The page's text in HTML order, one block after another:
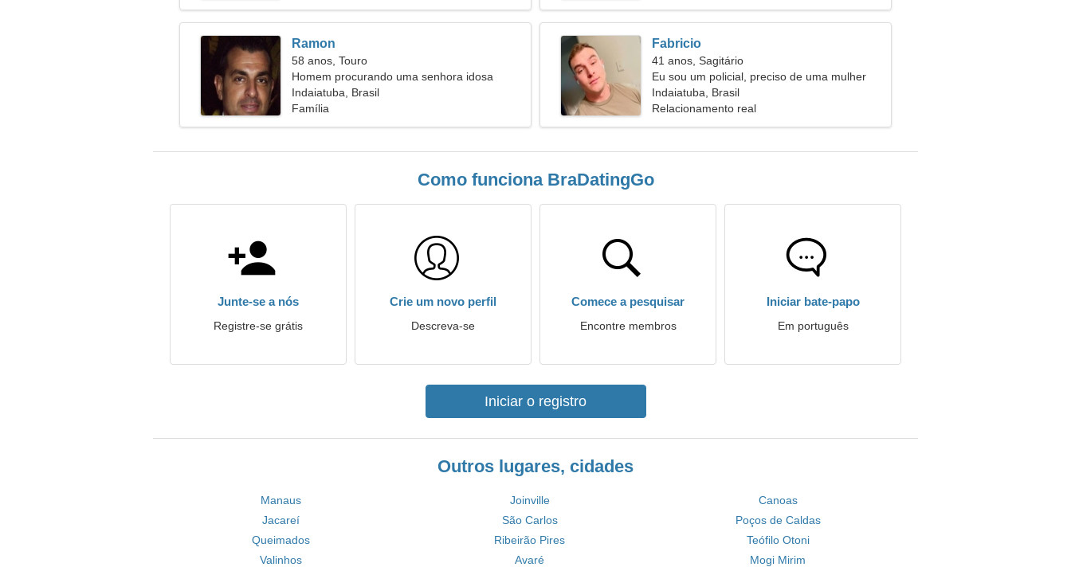
Ramon
58 anos, Touro
Homem procurando uma senhora idosa
Indaiatuba, Brasil
Família
Fabricio
41 anos, Sagitário
Eu sou um policial, preciso de uma mulher
sociável
Indaiatuba, Brasil
Relacionamento real
Como funciona BraDatingGo
Junte-se a nós
Registre-se grátis
Crie um novo perfil
Descreva-se
Comece a pesquisar
Encontre membros
Iniciar bate-papo
Em português
Iniciar o registro
Outros lugares, cidades
Manaus Joinville
Canoas
Jacareí
São Carlos
Poços de Caldas
Queimados
Ribeirão Pires
Teófilo Otoni
Valinhos
Avaré Mogi Mirim